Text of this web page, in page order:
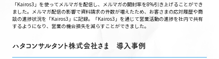
「Kairos3」を使ってメルマガを配信し、メルマガの開封率を8%引き上げることができ
ました。メルマガ配信の影響で資料請求の件数が増えたため、お客さまの応対履歴や商
談の進捗状況を「Kairos3」に記録。「Kairos3」を通じて営業活動の進捗を社内で共有
するようになり、営業の機会損失を減らすことができました。
ハタコンサルタント株式会社さま 導入事例